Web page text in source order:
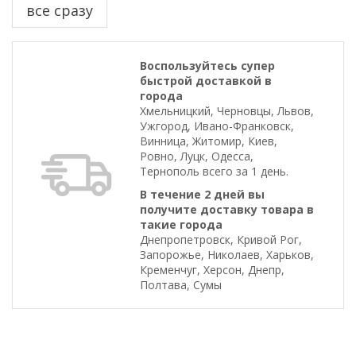
все сразу
Воспользуйтесь супер
быстрой доставкой в
города
Хмельницкий, Черновцы, Львов,
Ужгород, Ивано-Франковск,
Винница, Житомир, Киев,
Ровно, Луцк, Одесса,
Тернополь всего за 1 день.
В течение 2 дней вы
получите доставку товара в
такие города
Днепропетровск, Кривой Рог,
Запорожье, Николаев, Харьков,
Кременчуг, Херсон, Днепр,
Полтава, Сумы